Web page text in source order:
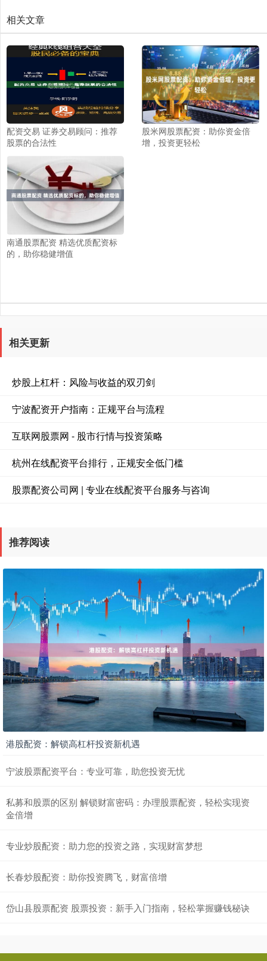
相关文章
配资交易 证券交易顾问：推荐
股票的合法性
股米网股票配资：助你资金倍
增，投资更轻松
南通股票配资 精选优质配资标
的，助你稳健增值
相关更新
炒股上杠杆：风险与收益的双刃剑
宁波配资开户指南：正规平台与流程
互联网股票网 - 股市行情与投资策略
杭州在线配资平台排行，正规安全低门槛
股票配资公司网 | 专业在线配资平台服务与咨询
推荐阅读
港股配资：解锁高杠杆投资新机遇
宁波股票配资平台：专业可靠，助您投资无忧
私募和股票的区别 解锁财富密码：办理股票配资，轻松实现资
金倍增
专业炒股配资：助力您的投资之路，实现财富梦想
长春炒股配资：助你投资腾飞，财富倍增
岱山县股票配资 股票投资：新手入门指南，轻松掌握赚钱秘诀